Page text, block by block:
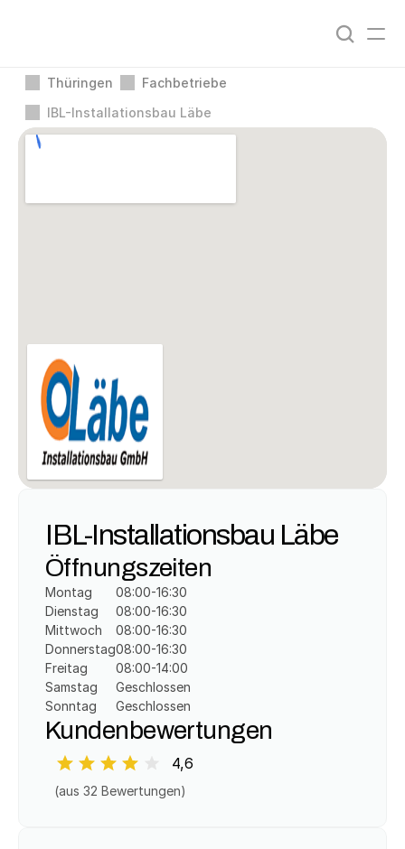
Thüringen
Fachbetriebe
IBL-Installationsbau Läbe
IBL-Installationsbau Läbe
Öffnungszeiten
Montag
Dienstag
Mittwoch
Donnerstag
Freitag
Samstag
Sonntag
08:00-16:30
08:00-16:30
08:00-16:30
08:00-16:30
08:00-14:00
Geschlossen
Geschlossen
Kundenbewertungen
4,6
(aus 32 Bewertungen)